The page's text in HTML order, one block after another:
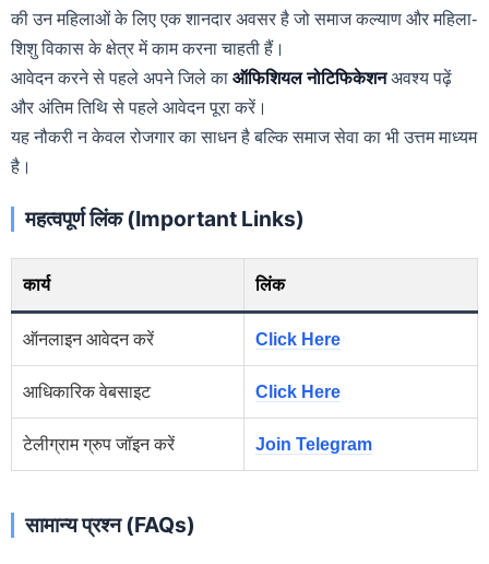
की उन महिलाओं के लिए एक शानदार अवसर है जो समाज कल्याण और महिला-
शिशु विकास के क्षेत्र में काम करना चाहती हैं।
आवेदन करने से पहले अपने जिले का ऑफिशियल नोटिफिकेशनअवश्य पढ़ें
और अंतिम तिथि से पहले आवेदन पूरा करें।
यह नौकरी न केवल रोजगार का साधन है बल्कि समाज सेवा का भी उत्तम माध्यम
है।
महत्वपूर्ण लिंक (Important Links)
कार्य लिंक
ऑनलाइन आवेदन करें Click Here
आधिकारिक वेबसाइट Click Here
टेलीग्राम ग्रुप जॉइन करें Join Telegram
सामान्य प्रश्न (FAQs)